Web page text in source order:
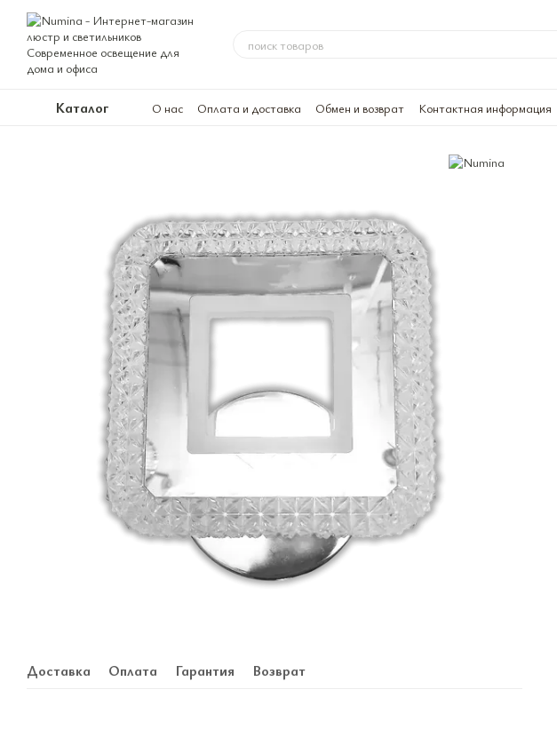
Перейти к основному контенту
Каталог О нас Оплата и доставка Обмен и возврат Контактная информация
Доставка Оплата Гарантия Возврат